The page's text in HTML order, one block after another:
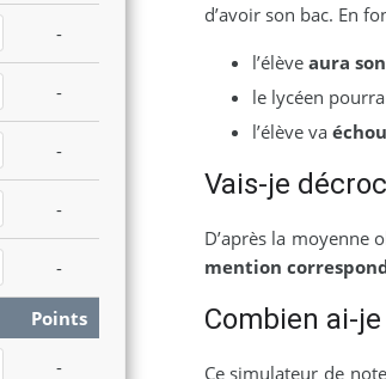
-
-
-
-
-
Points
-
d’avoir son bac. En
l’élève aura
le lycéen
l’élève va
Vais-je
D’après la moyenne
mention
Combien ai-
Ce simulateur de note